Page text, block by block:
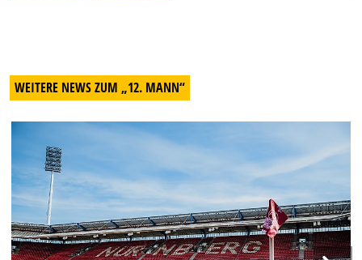
WEITERE NEWS ZUM „12. MANN“